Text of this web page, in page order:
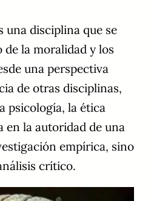
una disciplina que se
de la moralidad y los
una perspectiva
de otras disciplinas,
psicología, la ética
en la autoridad de una
empírica, sino
crítico.